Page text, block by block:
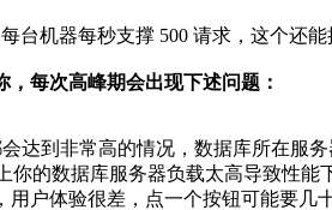
机器每秒支撑 500 请求，这个还
每次高峰期会出现下述问题：
达到非常高的情况，数据库所在服
的数据库服务器负载太高导致性能
户体验很差，点一个按钮可能要几